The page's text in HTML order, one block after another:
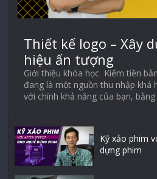
Thiết kế logo – Xây
hiệu ấn tượng
Giới thiệu khóa học Kiếm tiền
đang là một nguồn thu nhập khá
với chính khả năng của bạn,
Kỹ xảo phim
dựng phim